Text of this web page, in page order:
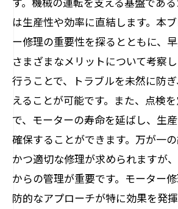
は生産性や効率に直結します。本
ー修理の重要性を探るとともに、
さまざまなメリットについて考察
行うことで、トラブルを未然に防
えることが可能です。また、点検
で、モーターの寿命を延ばし、生
確保することができます。万が一
かつ適切な修理が求められますが
からの管理が重要です。モーター
防的なアプローチが特に効果を発